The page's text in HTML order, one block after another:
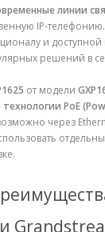
линии
IP-
и доступной
решений в
от модели
PoE
через